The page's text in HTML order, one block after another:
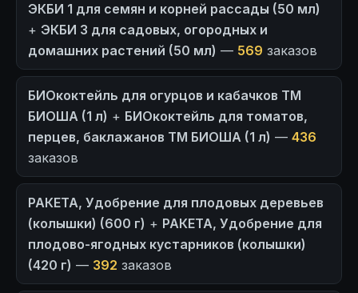
ЭКБИ 1 для семян и корней рассады (50 мл)
+ ЭКБИ 3 для садовых, огородных и
домашних растений (50 мл) — 569 заказов
БИОкоктейль для огурцов и кабачков ТМ
БИОША (1 л) + БИОкоктейль для томатов,
перцев, баклажанов ТМ БИОША (1 л) — 436
заказов
РАКЕТА, Удобрение для плодовых деревьев
(колышки) (600 г) + РАКЕТА, Удобрение для
плодово-ягодных кустарников (колышки)
(420 г) — 392 заказов